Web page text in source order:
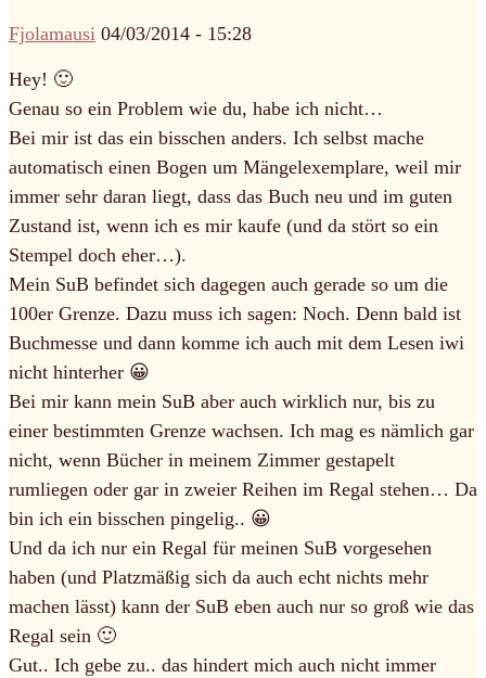
Fjolamausi 04/03/2014 - 15:28
Hey! 🙂
Genau so ein Problem wie du, habe ich nicht…
Bei mir ist das ein bisschen anders. Ich selbst mache
automatisch einen Bogen um Mängelexemplare, weil mir
immer sehr daran liegt, dass das Buch neu und im guten
Zustand ist, wenn ich es mir kaufe (und da stört so ein
Stempel doch eher…).
Mein SuB befindet sich dagegen auch gerade so um die
100er Grenze. Dazu muss ich sagen: Noch. Denn bald ist
Buchmesse und dann komme ich auch mit dem Lesen iwi
nicht hinterher 😀
Bei mir kann mein SuB aber auch wirklich nur, bis zu
einer bestimmten Grenze wachsen. Ich mag es nämlich gar
nicht, wenn Bücher in meinem Zimmer gestapelt
rumliegen oder gar in zweier Reihen im Regal stehen… Da
bin ich ein bisschen pingelig.. 😀
Und da ich nur ein Regal für meinen SuB vorgesehen
haben (und Platzmäßig sich da auch echt nichts mehr
machen lässt) kann der SuB eben auch nur so groß wie das
Regal sein 🙂
Gut.. Ich gebe zu.. das hindert mich auch nicht immer